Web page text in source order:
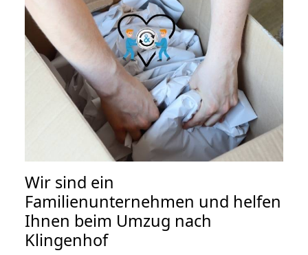
Wir sind ein
Familienunternehmen und helfen
Ihnen beim Umzug nach
Klingenhof